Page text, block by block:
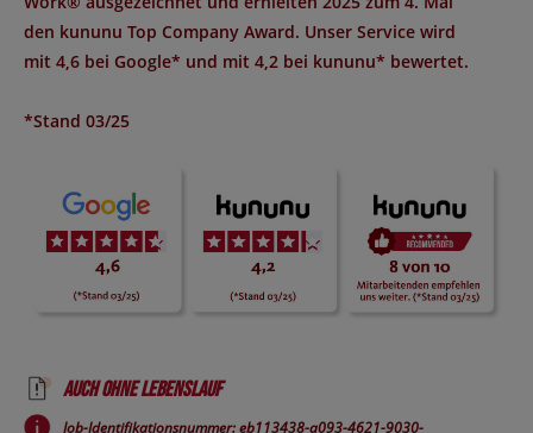
den kununu Top Company Award. Unser Service wird
mit 4,6 bei Google* und mit 4,2 bei kununu* bewertet.
*Stand 03/25
Auch ohne Lebenslauf
Job-Identifikationsnummer: eb113438-a093-4621-9030-